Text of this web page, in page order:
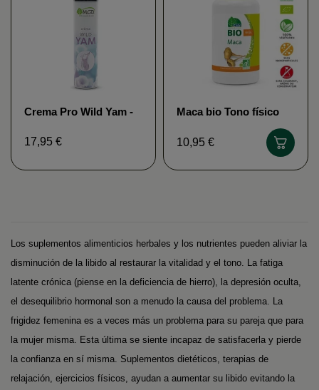
Crema Pro Wild Yam -
nature
17,95 €
Maca bio Tono físico
10,95 €
Los suplementos alimenticios herbales y los nutrientes pueden aliviar la
disminución de la libido al restaurar la vitalidad y el tono. La fatiga
latente crónica (piense en la deficiencia de hierro), la depresión oculta,
el desequilibrio hormonal son a menudo la causa del problema. La
frigidez femenina es a veces más un problema para su pareja que para
la mujer misma. Esta última se siente incapaz de satisfacerla y pierde
la confianza en sí misma. Suplementos dietéticos, terapias de
relajación, ejercicios físicos, ayudan a aumentar su libido evitando la